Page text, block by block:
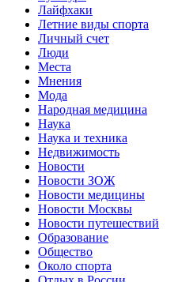
Лайфхаки
Летние виды спорта
Личный счет
Люди
Места
Мнения
Мода
Народная медицина
Наука
Наука и техника
Недвижимость
Новости
Новости ЗОЖ
Новости медицины
Новости Москвы
Новости путешествий
Образование
Общество
Около спорта